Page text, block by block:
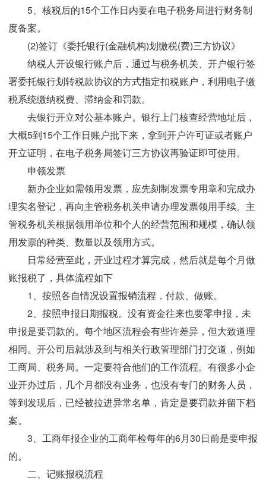
5、核税后的15个工作日内要在电子税务局进行财务制
度备案。
(2)签订《委托银行(金融机构)划缴税(费)三方协议》
纳税人开设银行账户后，通过与税务机关、开户银行签
署委托银行划转税款协议的方式指定扣税账户，利用电子缴
税系统缴纳税费、滞纳金和罚款。
去银行开立对公基本账户。银行上门核查经营地址后，
大概5到15个工作日账户批下来，拿到开户许可证或者账户
开立证明，在电子税务局签订三方协议再验证即可使用。
申领发票
新办企业如需领用发票，应先刻制发票专用章和完成办
理实名登记，再向主管税务机关申请办理发票领用手续。主
管税务机关根据领用单位和个人的经营范围和规模，确认领
用发票的种类、数量以及领用方式。
日常经营至此，开业过程才算完成，然后就是每个月做
账报税了，具体流程如下
1、按照各自情况设置报销流程，付款、做账。
2、按照申报日期报税。没有资金往来也要零申报，未
申报是要罚款的。每个地区流程会有些许差异，但大致道理
相同。开公司后就涉及到与相关行政管理部门打交道，例如
工商局、税务局。一定要符合他们的工作流程。有很多小企
业开办过后，几个月都没有业务，也没有专门的财务人员，
等到发现后，已经被拉进异常名单，肯定是要罚款并留下档
案。
3、工商年报企业的工商年检每年的6月30日前是要申报
的。
二、记账报税流程